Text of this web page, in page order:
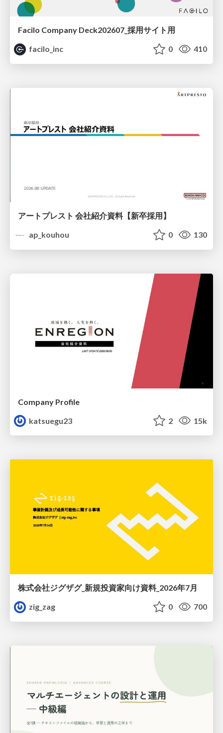
Facilo Company Deck202607_採用サイト用
facilo_inc
0 410
アートプレスト 会社紹介資料【新卒採用】
ap_kouhou
0 130
Company Profile
katsuegu23
2 15k
株式会社ジグザグ_新規投資家向け資料_2026年7月
zig_zag
0 700